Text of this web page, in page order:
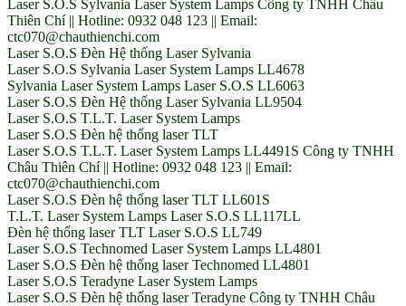
Laser S.O.S Sylvania Laser System Lamps Công ty TNHH Châu
Thiên Chí || Hotline: 0932 048 123 || Email:
ctc070@chauthienchi.com
Laser S.O.S Đèn Hệ thống Laser Sylvania
Laser S.O.S Sylvania Laser System Lamps LL4678
Sylvania Laser System Lamps Laser S.O.S LL6063
Laser S.O.S Đèn Hệ thống Laser Sylvania LL9504
Laser S.O.S T.L.T. Laser System Lamps
Laser S.O.S Đèn hệ thống laser TLT
Laser S.O.S T.L.T. Laser System Lamps LL4491S Công ty TNHH
Châu Thiên Chí || Hotline: 0932 048 123 || Email:
ctc070@chauthienchi.com
Laser S.O.S Đèn hệ thống laser TLT LL601S
T.L.T. Laser System Lamps Laser S.O.S LL117LL
Đèn hệ thống laser TLT Laser S.O.S LL749
Laser S.O.S Technomed Laser System Lamps LL4801
Laser S.O.S Đèn hệ thống laser Technomed LL4801
Laser S.O.S Teradyne Laser System Lamps
Laser S.O.S Đèn hệ thống laser Teradyne Công ty TNHH Châu